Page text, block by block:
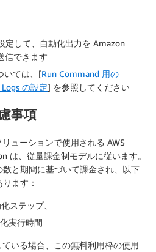
定して、自動化出力を Amazon
信できます
いては、[Run Command 用の
の設定] を参照してください
事項
ューションで使用される AWS
は、従量課金制モデルに従います。
と期間に基づいて課金され、以下
ます：
ステップ、
実行時間
いる場合、この無料利用枠の使用